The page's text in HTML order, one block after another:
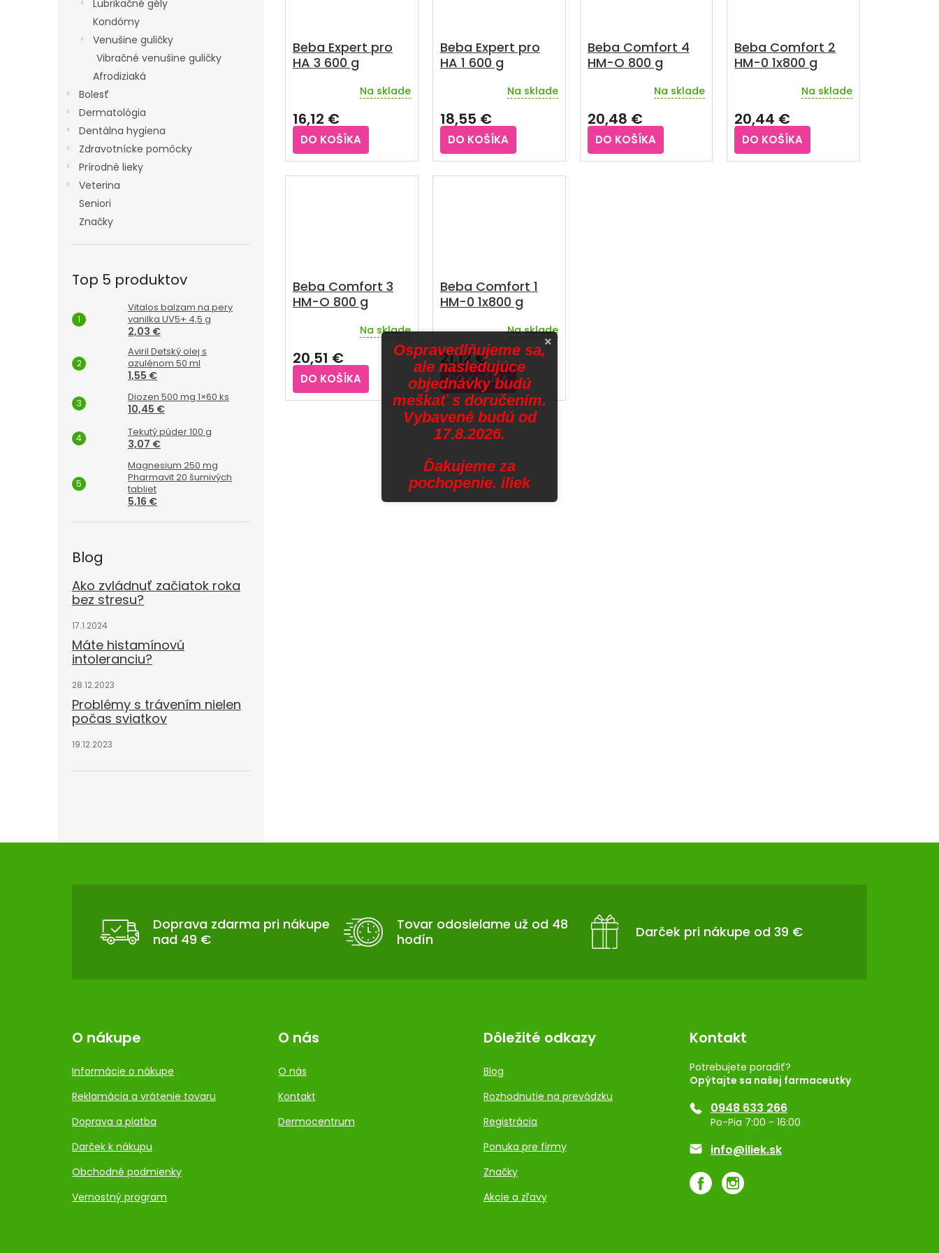
Lubrikačné gély
Kondómy
Venušine guličky
Vibračné venušine guličky
Afrodiziaká
Bolesť
Dermatológia
Dentálna hygiena
Zdravotnícke pomôcky
Prírodné lieky
Veterina
Seniori
Značky
Top 5 produktov
Vitalos balzam na pery
vanilka UV5+ 4,5 g
2,03 €
Aviril Detský olej s
azulénom 50 ml
1,55 €
Diozen 500 mg 1×60 ks
10,45 €
Tekutý púder 100 g
3,07 €
Magnesium 250 mg
Pharmavit 20 šumivých
tabliet
5,16 €
Blog
Ako zvládnuť začiatok roka
bez stresu?
17.1.2024
Máte histamínovú
intoleranciu?
28.12.2023
Problémy s trávením nielen
počas sviatkov
19.12.2023
Beba Expert pro
HA 3 600 g
produktu
je
4,5
z
5
Na sklade
16,12 €
DO KOŠÍKA
Beba Expert pro
HA 1 600 g
produktu
je
5,0
z
5
Na sklade
18,55 €
DO KOŠÍKA
Beba Comfort 4
HM-O 800 g
produktu
je
5,0
z
Na sklade
20,48 €
DO KOŠÍKA
Beba Comfort 2
HM-0 1x800 g
produktu
je
5,0
z
Na sklade
20,44 €
DO KOŠÍKA
Beba Comfort 3
HM-O 800 g
produktu
je
5,0
z
Na sklade
20,51 €
DO KOŠÍKA
Beba Comfort 1
HM-0 1x800 g
Priemerné
hodnotenie
produktu
je
5,0
z
5
hviezdičiek.
Na sklade
21,12 €
DO KOŠÍKA
Z
Doprava zdarma pri nákupe
nad 49 €
Tovar odosielame už od 48
hodín
Darček pri nákupe od 39 €
O nákupe
Informácie o nákupe
Reklamácia a vrátenie tovaru
Doprava a platba
Darček k nákupu
Obchodné podmienky
Vernostný program
O nás
O nás
Kontakt
Dermocentrum
Dôležité odkazy
Blog
Rozhodnutie na prevádzku
Registrácia
Ponuka pre firmy
Značky
Akcie a zľavy
Kontakt
Potrebujete poradiť?
Opýtajte sa našej farmaceutky
0948 633 266
Po-Pia 7:00 - 16:00
info@iliek.sk
×
Ospravedlňujeme sa,
ale nasledujúce
objednávky budú
meškať s doručením.
Vybavené budú od
17.8.2026.
Ďakujeme za
pochopenie. iliek